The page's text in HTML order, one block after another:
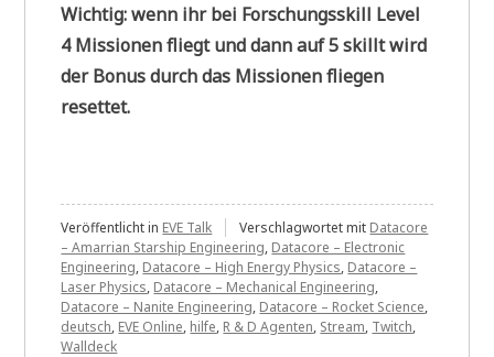
Wichtig: wenn ihr bei Forschungsskill Level
4 Missionen fliegt und dann auf 5 skillt wird
der Bonus durch das Missionen fliegen
resettet.
Veröffentlicht in EVE Talk Verschlagwortet mit Datacore
– Amarrian Starship Engineering, Datacore – Electronic
Engineering, Datacore – High Energy Physics, Datacore –
Laser Physics, Datacore – Mechanical Engineering,
Datacore – Nanite Engineering, Datacore – Rocket Science,
deutsch, EVE Online, hilfe, R & D Agenten, Stream, Twitch,
Walldeck